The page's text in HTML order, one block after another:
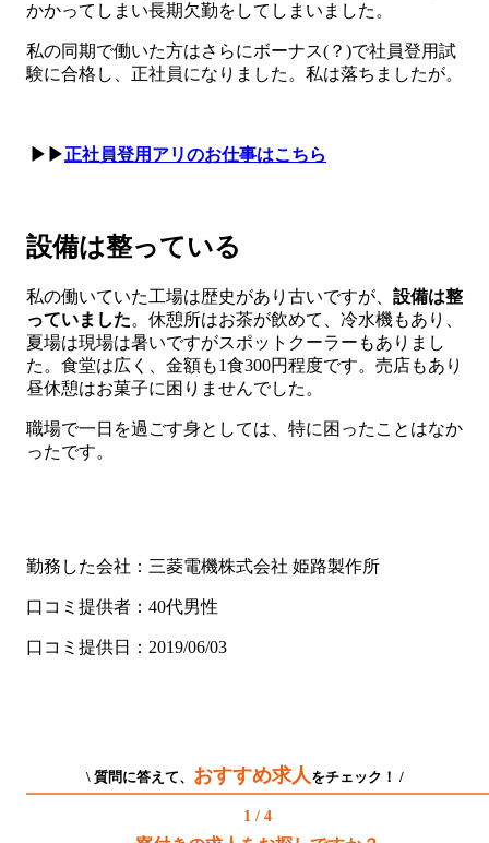
かかってしまい長期欠勤をしてしまいました。
私の同期で働いた方はさらにボーナス(？)で社員登用試
験に合格し、正社員になりました。私は落ちましたが。
▶▶正社員登用アリのお仕事はこちら
設備は整っている
私の働いていた工場は歴史があり古いですが、 設備は整
っていました。休憩所はお茶が飲めて、冷水機もあり、
夏場は現場は暑いですがスポットクーラーもありまし
た。食堂は広く、金額も1食300円程度です。売店もあり
昼休憩はお菓子に困りませんでした。
職場で一日を過ごす身としては、特に困ったことはなか
ったです。
勤務した会社：三菱電機株式会社 姫路製作所
口コミ提供者：40代男性
口コミ提供日：2019/06/03
\ 質問に答えて、 おすすめ求人 をチェック！ /
1 / 4